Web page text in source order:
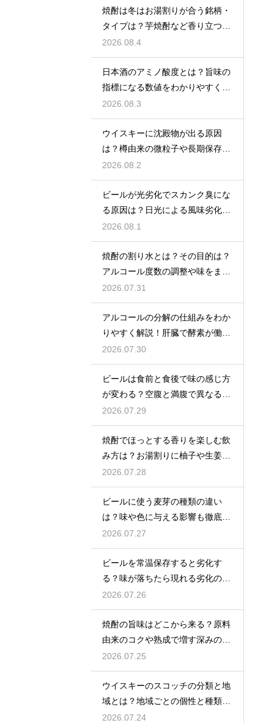
焼酎は冬はお湯割りが合う銘柄・
タイプは？芋焼酎など香り立つ本
格焼酎で体が温まる
2026.08.4
日本酒のアミノ酸度とは？旨味の
指標になる数値をわかりやすく解
説
2026.08.3
ウイスキーに沈殿物が出る原因
は？樽由来の微粒子や長期保存で
成分が析出するため
2026.08.2
ビールが光劣化でスカンク臭にな
る原因は？日光による風味劣化を
解説
2026.08.1
焼酎の割り水とは？その目的は？
アルコール度数の調整や味をまろ
やかにする効果を解説
2026.07.31
アルコールの分解の仕組みをわか
りやすく解説！肝臓で酵素が働き
アセトアルデヒドに変化して無害
化
2026.07.30
ビールは食前と食後で味の感じ方
が変わる？空腹と満腹で異なる味
覚の感じ方を解説
2026.07.29
焼酎でほっとする香りを楽しむ飲
み方は？お湯割りに柚子や生姜を
加えてリラックス効果を実感
2026.07.28
ビールに使う麦芽の種類の違い
は？味や色に与える影響も徹底解
説
2026.07.27
ビールを常温保存すると劣化す
る？味が落ちたら現れる劣化のサ
インを解説
2026.07.26
焼酎の旨味はどこから来る？原料
由来のコクや熟成で増す深みの秘
密を解説
2026.07.25
ウイスキーのスコッチの分類と地
域とは？地域ごとの個性と種類を
解説
2026.07.24